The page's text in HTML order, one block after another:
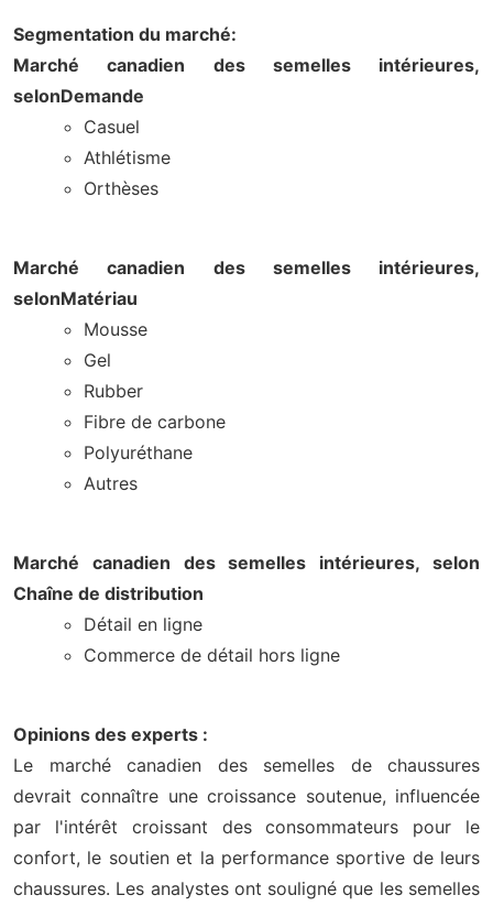
Segmentation du marché:
Marché canadien des semelles intérieures,
selonDemande
Casuel
Athlétisme
Orthèses
Marché canadien des semelles intérieures,
selonMatériau
Mousse
Gel
Rubber
Fibre de carbone
Polyuréthane
Autres
Marché canadien des semelles intérieures, selon
Chaîne de distribution
Détail en ligne
Commerce de détail hors ligne
Opinions des experts :
Le marché canadien des semelles de chaussures
devrait connaître une croissance soutenue, influencée
par l'intérêt croissant des consommateurs pour le
confort, le soutien et la performance sportive de leurs
chaussures. Les analystes ont souligné que les semelles